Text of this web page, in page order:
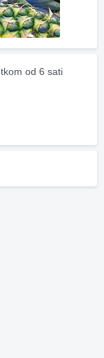
od 6 sati